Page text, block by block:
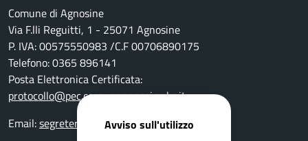
Comune di Agnosine
Via F.lli Reguitti, 1 - 25071 Agnosine
P. IVA: 00575550983 /C.F 00706890175
Telefono: 0365 896141
Posta Elettronica Certificata:
protocollo@pec.comune.agnosine.bs.it
Email:segreteria@comune.agnosine.bs.it
Avviso sull'utilizzo